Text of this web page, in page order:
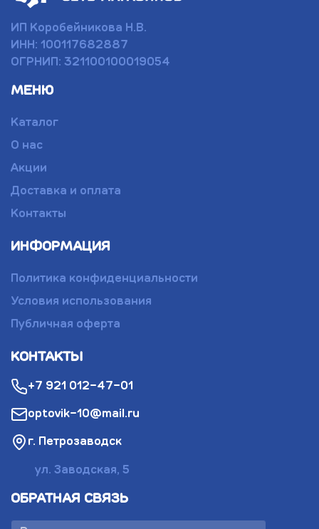
ИП Коробейникова Н.В.
ИНН: 100117682887
ОГРНИП: 321100100019054
МЕНЮ
Каталог
О нас
Акции
Доставка и оплата
Контакты
ИНФОРМАЦИЯ
Политика конфиденциальности
Условия использования
Публичная оферта
КОНТАКТЫ
+7 921 012-47-01
optovik-10@mail.ru
г. Петрозаводск
ул. Заводская, 5
ОБРАТНАЯ СВЯЗЬ